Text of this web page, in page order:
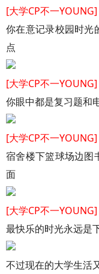
[大学CP不一YOUNG]
你在意记录校园时光
点
[大学CP不一YOUNG]
你眼中都是复习题和
[大学CP不一YOUNG]
宿舍楼下篮球场边图
面
[大学CP不一YOUNG]
最快乐的时光永远是
不过现在的大学生活